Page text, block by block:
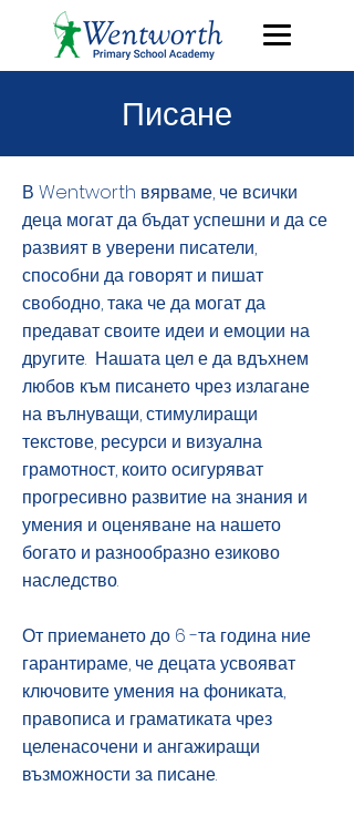
Писане
В Wentworth вярваме, че всички
деца могат да бъдат успешни и да се
развият в уверени писатели,
способни да говорят и пишат
свободно, така че да могат да
предават своите идеи и емоции на
другите. Нашата цел е да вдъхнем
любов към писането чрез излагане
на вълнуващи, стимулиращи
текстове, ресурси и визуална
грамотност, които осигуряват
прогресивно развитие на знания и
умения и оценяване на нашето
богато и разнообразно езиково
наследство.
От приемането до 6 -та година ние
гарантираме, че децата усвояват
ключовите умения на фониката,
правописа и граматиката чрез
целенасочени и ангажиращи
възможности за писане.